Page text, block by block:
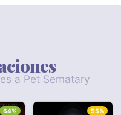
a Pet Sematary
64% 55%